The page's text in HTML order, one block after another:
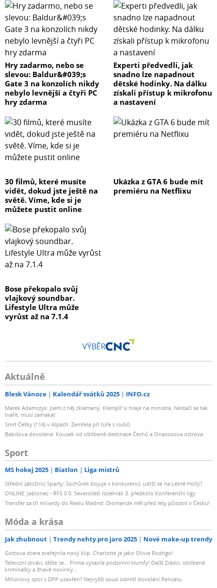
Hry zadarmo, nebo se
slevou: Baldur&#039;s
Gate 3 na konzolích nikdy
nebylo levnější a čtyři PC
hry zdarma
Experti předvedli, jak
snadno lze napadnout
dětské hodinky. Na dálku
získali přístup k mikrofonu
a nastavení
30 filmů, které musíte
vidět, dokud jste ještě na
světě. Víme, kde si je
můžete pustit online
Ukázka z GTA 6 bude mít
premiéru na Netflixu
Bose překopalo svůj
vlajkový soundbar.
Lifestyle Ultra může
vyrůst až na 7.1.4
VÝBĚR
Aktuálně
Blesk Vánoce Kalendář svátků 2025 INFO.cz
Marek Adamczyk: Jsem z něj zklamaný. Klempíř si hraje na ministra. Nestačí se tak
tvářit, musí zamakat
Smrt Češky (†14) v Alpách: Zemřela při túře s rodiči
Babišova dovolená: Kousek od oblíbené destinace Čechů a Onassisova ostrova
Sport
MS hokej 2025 Biatlon Liga mistrů
Střední záložníci Sparty: Sochůrek bojuje s konkurencí, udrží se na Letné Hollý?
ONLINE: Jablonec - RFS 0:0. Severočeši rozehráli 3. předkolo Konferenční ligy
Transfer za tři miliardy do Realu Madrid: Diomande měl před lety působit v Česku!
Móda a krása
Jak zhubnout Trendy nehty pro jaro 2025 Nové make-up trendy
Gottova dcera zveřejnila nový klip: Charlotte je jako Olivie Rodrigo!
Televizní diváci, těšte se... Prima vytasila podzimní trumfy! Další Zrádci, oblíbené
kriminálky a žhavé novinky...
Milionový spor s DPP uzavřen? Nejvyšší soud odmítl dovolání Rencaru